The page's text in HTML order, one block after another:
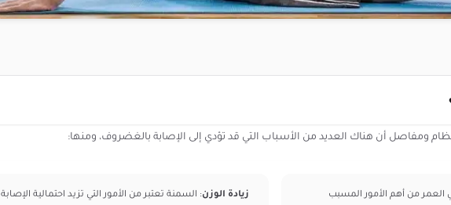
ومفاصل أن هناك العديد من الأسباب التي قد تؤدي إلى الإصابة بالغضروف، ومنها:
العمر من أهم الأمور المسبب زيادة الوزن: السمنة تعتبر من الأمور التي تزيد احتمالية الإصابة